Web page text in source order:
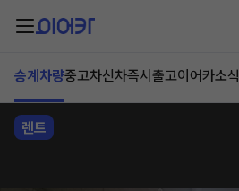
승계차량중고차신차즉시출고이어카소식
렌트